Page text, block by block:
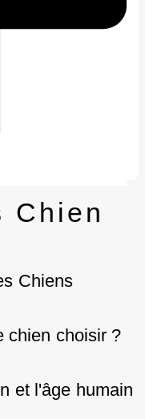
Chien
Chiens
chien choisir ?
et l'âge humain